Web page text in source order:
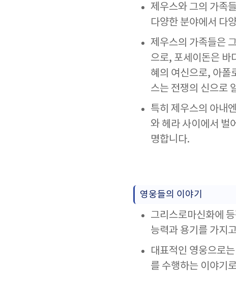
제우스와 그의 가족
다양한 분야에서 다
제우스의 가족들은
으로, 포세이돈은 바
혜의 여신으로, 아폴
스는 전쟁의 신으로
특히 제우스의 아내
와 헤라 사이에서 벌
명합니다.
영웅들의 이야기
그리스로마신화에
능력과 용기를 가지
대표적인 영웅으로
를 수행하는 이야기